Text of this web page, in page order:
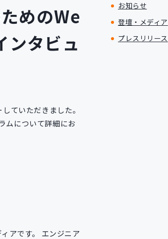
めのWe
タビュ
ていただきました。
ムについて詳細にお
アです。 エンジニア
お知らせ
登壇・メディア
プレスリリース